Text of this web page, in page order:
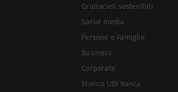
Grattacieli sostenibili
Social media
Persone e Famiglie
Business
Corporate
Storico UBI Banca